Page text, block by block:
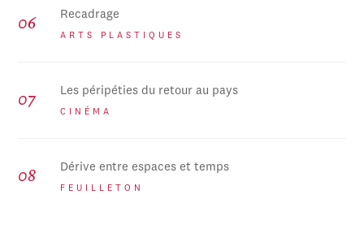
Recadrage
ARTS PLASTIQUES
Les péripéties du retour au pays
CINÉMA
Dérive entre espaces et temps
FEUILLETON